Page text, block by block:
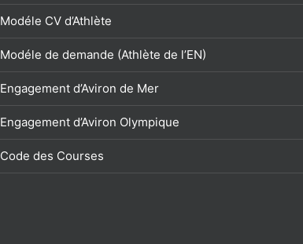
Modéle CV d’Athlète
Modéle de demande (Athlète de l’EN)
Engagement d’Aviron de Mer
Engagement d’Aviron Olympique
Code des Courses